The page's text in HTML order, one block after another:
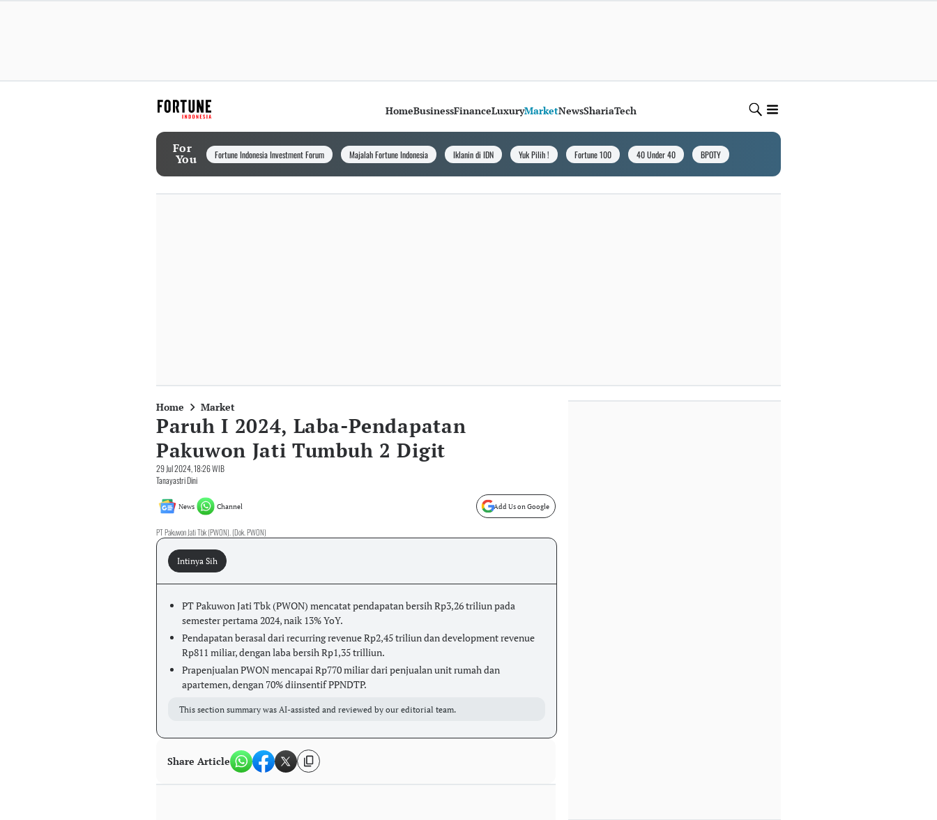
HomeBusinessFinanceLuxuryMarketNewsShariaTech
For
You Fortune Indonesia Investment Forum Majalah Fortune Indonesia Iklanin di IDN Yuk Pilih ! Fortune 100 40 Under 40 BPOTY
Home Market
Paruh I 2024, Laba-Pendapatan
Pakuwon Jati Tumbuh 2 Digit
29 Jul 2024, 18:26 WIB
Tanayastri Dini
News Channel Add Us on Google
PT Pakuwon Jati Tbk (PWON). (Dok. PWON)
Intinya Sih
PT Pakuwon Jati Tbk (PWON) mencatat pendapatan bersih Rp3,26 triliun pada
semester pertama 2024, naik 13% YoY.
Pendapatan berasal dari recurring revenue Rp2,45 triliun dan development revenue
Rp811 miliar, dengan laba bersih Rp1,35 trilliun.
Prapenjualan PWON mencapai Rp770 miliar dari penjualan unit rumah dan
apartemen, dengan 70% diinsentif PPNDTP.
This section summary was AI-assisted and reviewed by our editorial team.
Share Article